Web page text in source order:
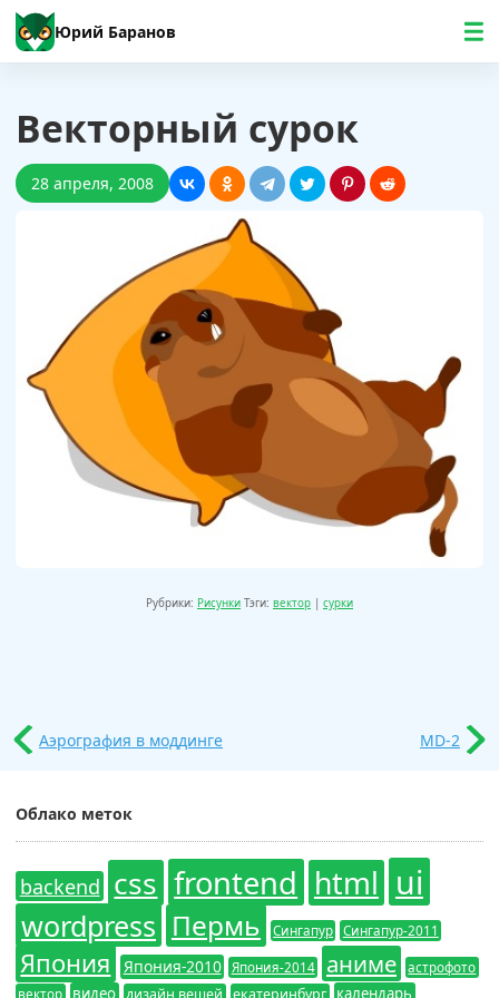
Юрий Баранов
Векторный сурок
28 апреля, 2008
Рубрики: Рисунки Тэги: вектор сурки
Аэрография в моддинге MD-2
Облако меток
backend css frontend html ui
wordpress Пермь Сингапур Сингапур-2011
Япония Япония-2010 Япония-2014 аниме
астрофото
вектор
видео календарь